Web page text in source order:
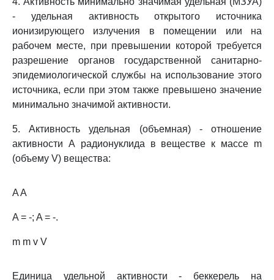
- удельная активность открытого источника
ионизирующего излучения в помещении или на
рабочем месте, при превышении которой требуется
разрешение органов государственной санитарно-
эпидемиологической службы на использование этого
источника, если при этом также превышено значение
минимально значимой активности.
5. Активность удельная (объемная) - отношение
активности А радионуклида в веществе к массе m
(объему V) вещества:
A A
A = -; A = -.
m m v V
Единица удельной активности - беккерель на